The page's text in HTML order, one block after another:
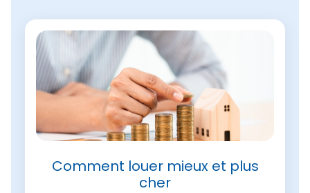
Comment louer mieux et plus
cher